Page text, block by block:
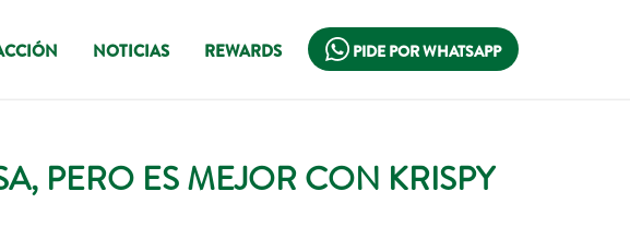
NOTICIAS REWARDS PIDE POR WHATSAPP
PERO ES MEJOR CON KRISPY